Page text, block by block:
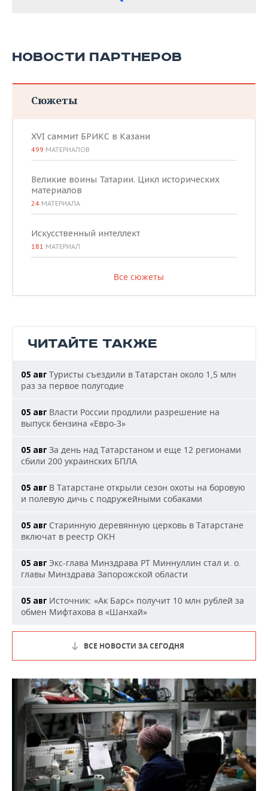
НОВОСТИ ПАРТНЕРОВ
Сюжеты
XVI саммит БРИКС в Казани
499 МАТЕРИАЛОВ
Великие воины Татарии. Цикл исторических
материалов
24 МАТЕРИАЛА
Искусственный интеллект
181 МАТЕРИАЛ
Все сюжеты
ЧИТАЙТЕ ТАКЖЕ
05 авг Туристы съездили в Татарстан около 1,5 млн
раз за первое полугодие
05 авг Власти России продлили разрешение на
выпуск бензина «Евро-3»
05 авг За день над Татарстаном и еще 12 регионами
сбили 200 украинских БПЛА
05 авг В Татарстане открыли сезон охоты на боровую
и полевую дичь с подружейными собаками
05 авг Старинную деревянную церковь в Татарстане
включат в реестр ОКН
05 авг Экс-глава Минздрава РТ Миннуллин стал и. о.
главы Минздрава Запорожской области
05 авг Источник: «Ак Барс» получит 10 млн рублей за
обмен Мифтахова в «Шанхай»
ВСЕ НОВОСТИ ЗА СЕГОДНЯ